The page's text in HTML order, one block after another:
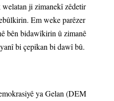
ji zimanekî zêdetir
Em weke parêzer
bên bidawîkirin û zimanê
bi çepikan bi dawî bû.
ya Gelan (DEM